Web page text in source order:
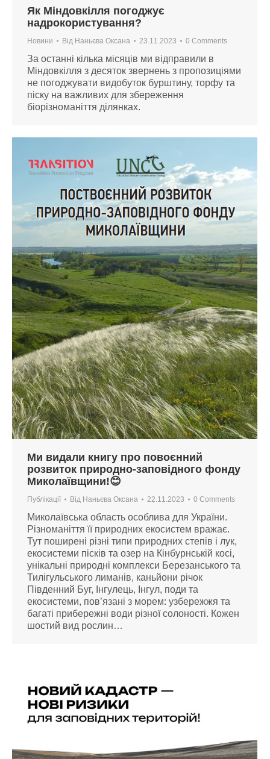
Як Міндовкілля погоджує
надрокористування?
Новини Від Наньєва Оксана 23.11.2023 0 Comments
За останні кілька місяців ми відправили в
Міндовкілля з десяток звернень з пропозиціями
не погоджувати видобуток бурштину, торфу та
піску на важливих для збереження
біорізноманіття ділянках.
Ми видали книгу про повоєнний
розвиток природно-заповідного фонду
Миколаївщини!😊
Публікації Від Наньєва Оксана 22.11.2023 0 Comments
Миколаївська область особлива для України.
Різноманіття її природних екосистем вражає.
Тут поширені різні типи природних степів і лук,
екосистеми пісків та озер на Кінбурнській косі,
унікальні природні комплекси Березанського та
Тилігульського лиманів, каньйони річок
Південний Буг, Інгулець, Інгул, поди та
екосистеми, пов’язані з морем: узбережжя та
багаті прибережні води різної солоності. Кожен
шостий вид рослин…